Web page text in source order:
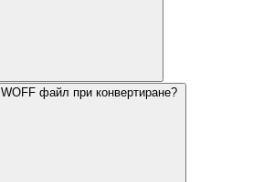
файл при конвертиране?